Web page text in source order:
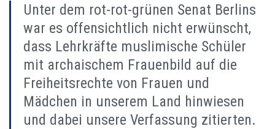
Unter dem rot-rot-grünen Senat Berlins
war es offensichtlich nicht erwünscht,
dass Lehrkräfte muslimische Schüler
mit archaischem Frauenbild auf die
Freiheitsrechte von Frauen und
Mädchen in unserem Land hinwiesen
und dabei unsere Verfassung zitierten.